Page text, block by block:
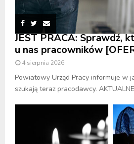
JEST PRACA: Sprawdź,
u nas pracowników
4 sierpnia 2026
Powiatowy Urząd Pracy informuje w
szukają teraz pracodawcy.